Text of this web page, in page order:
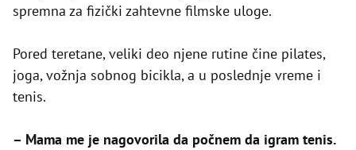
spremna za fizički zahtevne filmske uloge.
Pored teretane, veliki deo njene rutine čine pilates,
joga, vožnja sobnog bicikla, a u poslednje vreme i
tenis.
– Mama me je nagovorila da počnem da igram tenis.